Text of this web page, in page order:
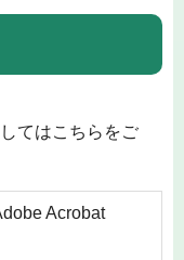
てはこちらをご
Acrobat